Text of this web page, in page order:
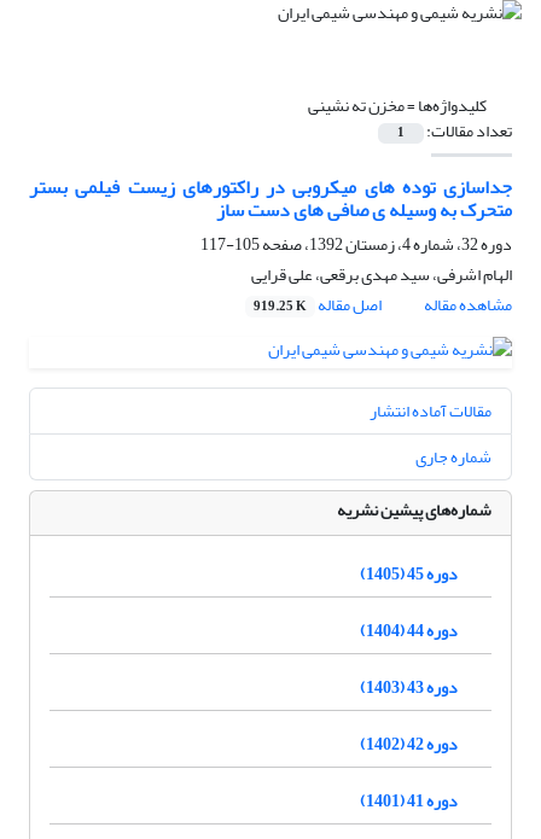
کلیدواژه‌ها =مخزن ته نشینی
تعداد مقالات: 1
جداسازی توده های میکروبی در راکتورهای زیست فیلمی بستر
متحرک به وسیله ی صافی های دست ساز
دوره 32، شماره 4، زمستان 1392، صفحه
105-117
الهام اشرفی، سید مهدی برقعی، علی قرایی
مشاهده مقاله
اصل مقاله 919.25 K
مقالات آماده انتشار
شماره جاری
شماره‌های پیشین نشریه
دوره 45 (1405)
دوره 44 (1404)
دوره 43 (1403)
دوره 42 (1402)
دوره 41 (1401)